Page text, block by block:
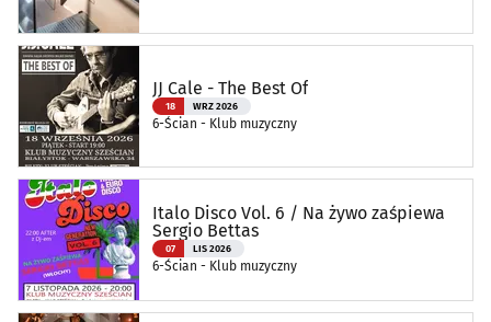
JJ Cale - The Best Of
18 WRZ 2026
6-Ścian - Klub muzyczny
Italo Disco Vol. 6 / Na żywo zaśpiewa
Sergio Bettas
07 LIS 2026
6-Ścian - Klub muzyczny